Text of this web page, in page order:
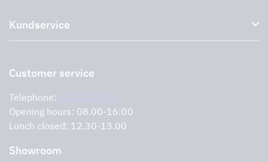
Outlet
Storköksprodukter PRO
Environment
Support and services
Cookies
Privacy policy
Kundservice
Return of product
Support and services
Customer service
Telephone: 0291-107 50
Opening hours: 08.00-16:00
Lunch closed: 12.30-13.00
Showroom